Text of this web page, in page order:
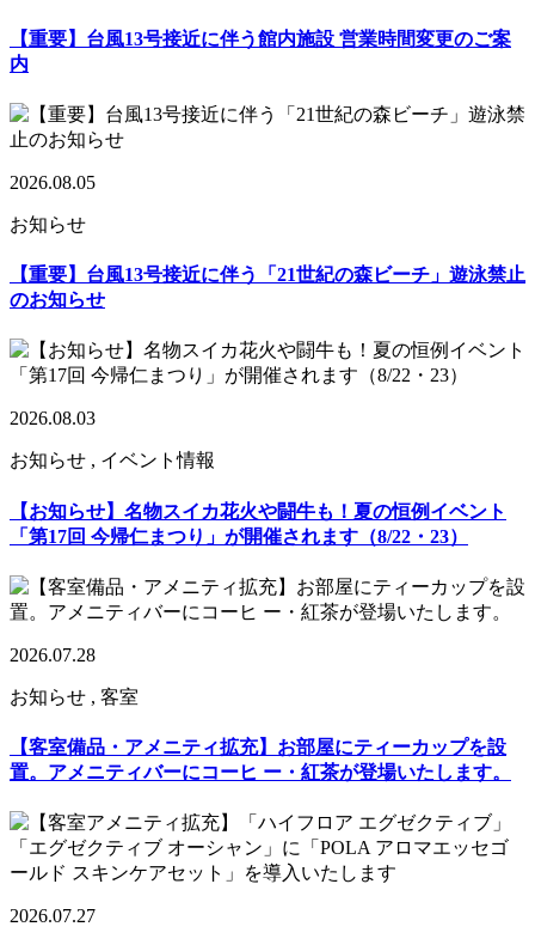
【重要】台風13号接近に伴う館内施設 営業時間変更のご案
内
2026.08.05
お知らせ
【重要】台風13号接近に伴う「21世紀の森ビーチ」遊泳禁止
のお知らせ
2026.08.03
お知らせ , イベント情報
【お知らせ】名物スイカ花火や闘牛も！夏の恒例イベント
「第17回 今帰仁まつり」が開催されます（8/22・23）
2026.07.28
お知らせ , 客室
【客室備品・アメニティ拡充】お部屋にティーカップを設
置。アメニティバーにコーヒ ー・紅茶が登場いたします。
2026.07.27